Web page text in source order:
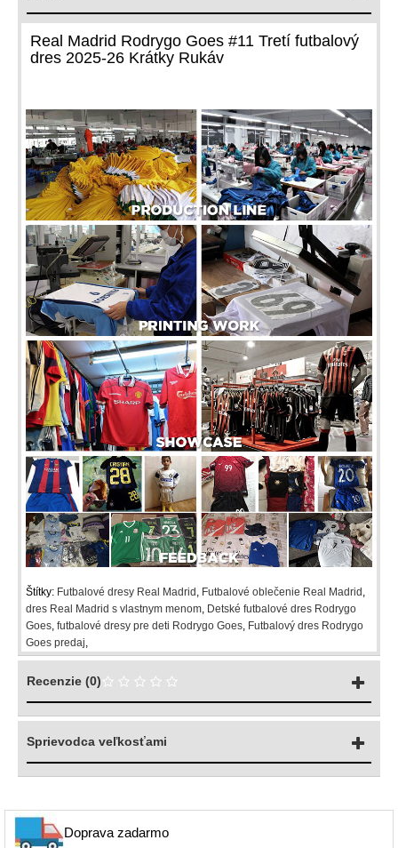
Real Madrid Rodrygo Goes #11 Tretí futbalový
dres 2025-26 Krátky Rukáv
Štítky: Futbalové dresy Real Madrid Futbalové oblečenie Real Madrid
dres Real Madrid s vlastnym menom Detské futbalové dres Rodrygo
Goes futbalové dresy pre deti Rodrygo Goes Futbalový dres Rodrygo
Goes predaj
Recenzie (0)
Sprievodca veľkosťami
Doprava zadarmo